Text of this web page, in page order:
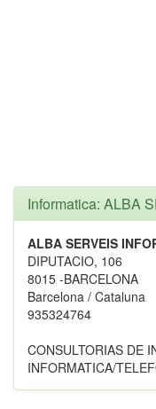
Informatica: ALBA
ALBA SERVEIS
DIPUTACIO, 106
8015 -BARCELONA
Barcelona / Cataluna
935324764
CONSULTORIAS DE
INFORMATICA/